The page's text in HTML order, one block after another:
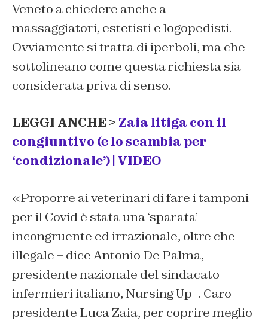
Veneto a chiedere anche a
massaggiatori, estetisti e logopedisti.
Ovviamente si tratta di iperboli, ma che
sottolineano come questa richiesta sia
considerata priva di senso.
LEGGI ANCHE > Zaia litiga con il
congiuntivo (e lo scambia per
‘condizionale’) | VIDEO
«Proporre ai veterinari di fare i tamponi
per il Covid è stata una ‘sparata’
incongruente ed irrazionale, oltre che
illegale – dice Antonio De Palma,
presidente nazionale del sindacato
infermieri italiano, Nursing Up -. Caro
presidente Luca Zaia, per coprire meglio